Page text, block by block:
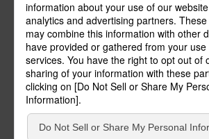
ページの先頭へ
© Panasonic Housing Solutions Co.,
サイトのご利用にあたって
クッキーポリシー
個
パナソニック ホールディングス